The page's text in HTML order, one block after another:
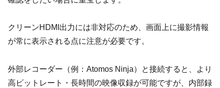
クリーンHDMI出力には非対応のため、画面上に撮影情報
が常に表示される点に注意が必要です。
外部レコーダー（例：Atomos Ninja）と接続すると、より
高ビットレート・長時間の映像収録が可能ですが、内部録